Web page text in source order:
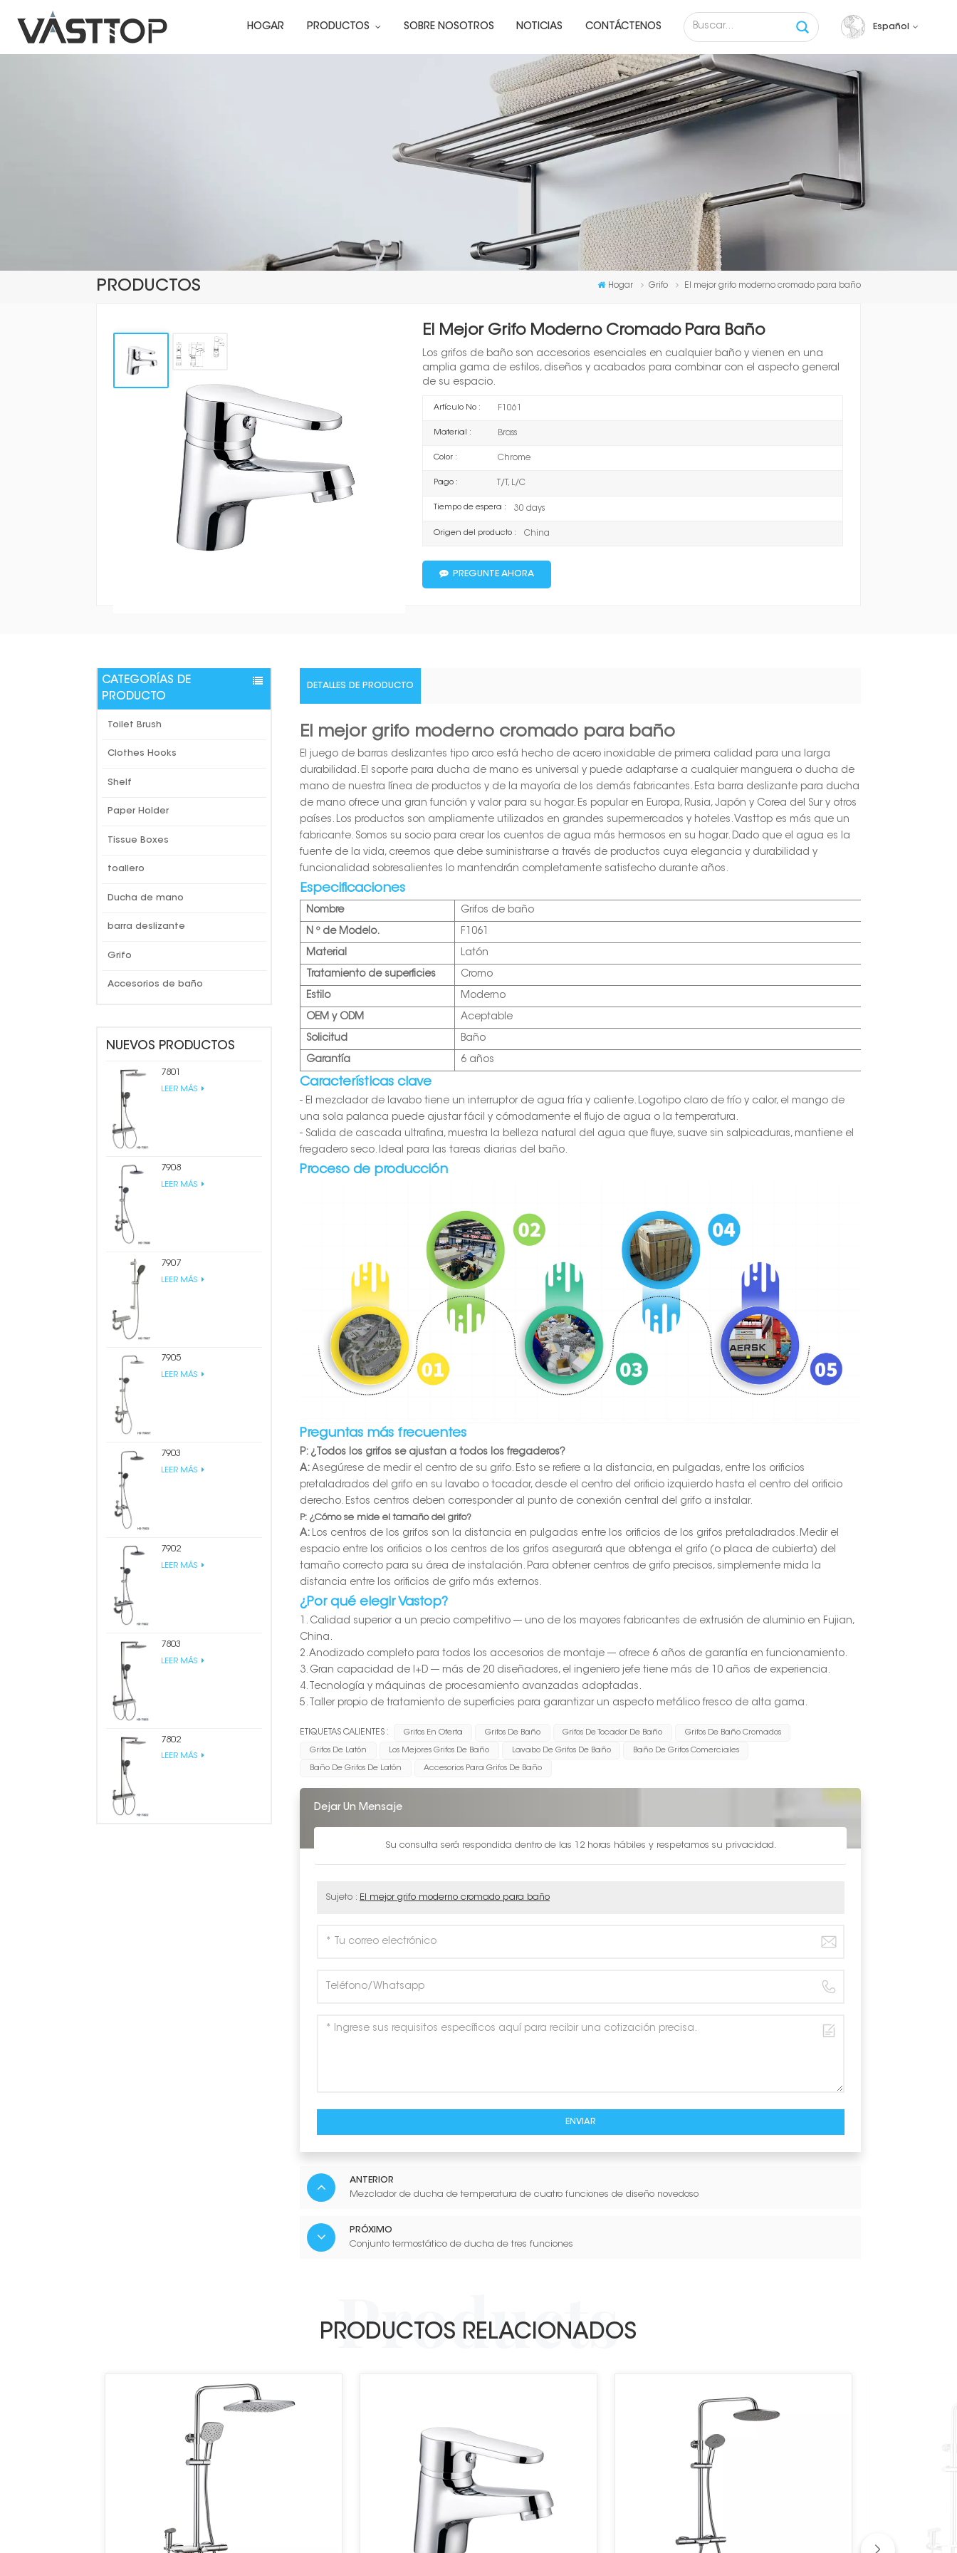
HOGAR PRODUCTOS SOBRE NOSOTROS NOTICIAS CONTÁCTENOS Español
English
français
русский
español
PRODUCTOS Hogar Grifo El mejor grifo moderno cromado para baño
El Mejor Grifo Moderno Cromado Para Baño
Los grifos de baño son accesorios esenciales en cualquier baño y vienen en una
amplia gama de estilos, diseños y acabados para combinar con el aspecto general
de su espacio.
Artículo No : F1061
Material : Brass
Color : Chrome
Pago : T/T, L/C
Tiempo de espera : 30 days
Origen del producto : China
PREGUNTE AHORA
CATEGORÍAS DE
PRODUCTO
Toilet Brush
Clothes Hooks
Shelf
Paper Holder
Tissue Boxes
toallero
Ducha de mano
barra deslizante
Grifo
Accesorios de baño
NUEVOS PRODUCTOS
7801
LEER MÁS
7908
LEER MÁS
7907
LEER MÁS
7905
LEER MÁS
7903
LEER MÁS
7902
LEER MÁS
7803
LEER MÁS
7802
LEER MÁS
DETALLES DE PRODUCTO
El mejor grifo moderno cromado para baño
El juego de barras deslizantes tipo arco está hecho de acero inoxidable de primera calidad para una larga
durabilidad. El soporte para ducha de mano es universal y puede adaptarse a cualquier manguera o ducha de
mano de nuestra línea de productos y de la mayoría de los demás fabricantes. Esta barra deslizante para ducha
de mano ofrece una gran función y valor para su hogar. Es popular en Europa, Rusia, Japón y Corea del Sur y otros
países. Los productos son ampliamente utilizados en grandes supermercados y hoteles. Vasttop es más que un
fabricante. Somos su socio para crear los cuentos de agua más hermosos en su hogar. Dado que el agua es la
fuente de la vida, creemos que debe suministrarse a través de productos cuya elegancia y durabilidad y
funcionalidad sobresalientes lo mantendrán completamente satisfecho durante años.
Especificaciones
Nombre Grifos de baño
N º de Modelo. F1061
Material Latón
Tratamiento de superficies Cromo
Estilo Moderno
OEM y ODM Aceptable
Solicitud Baño
Garantía 6 años
Características clave
- El mezclador de lavabo tiene un interruptor de agua fría y caliente. Logotipo claro de frío y calor, el mango de
una sola palanca puede ajustar fácil y cómodamente el flujo de agua o la temperatura.
- Salida de cascada ultrafina, muestra la belleza natural del agua que fluye, suave sin salpicaduras, mantiene el
fregadero seco. Ideal para las tareas diarias del baño.
Proceso de producción
Preguntas más frecuentes
P: ¿Todos los grifos se ajustan a todos los fregaderos?
A:Asegúrese de medir el centro de su grifo. Esto se refiere a la distancia, en pulgadas, entre los orificios
pretaladrados del grifo en su lavabo o tocador, desde el centro del orificio izquierdo hasta el centro del orificio
derecho. Estos centros deben corresponder al punto de conexión central del grifo a instalar.
P: ¿Cómo se mide el tamaño del grifo?
A: Los centros de los grifos son la distancia en pulgadas entre los orificios de los grifos pretaladrados. Medir el
espacio entre los orificios o los centros de los grifos asegurará que obtenga el grifo (o placa de cubierta) del
tamaño correcto para su área de instalación. Para obtener centros de grifo precisos, simplemente mida la
distancia entre los orificios de grifo más externos.
¿Por qué elegir Vastop?
1. Calidad superior a un precio competitivo --- uno de los mayores fabricantes de extrusión de aluminio en Fujian,
China.
2. Anodizado completo para todos los accesorios de montaje --- ofrece 6 años de garantía en funcionamiento.
3. Gran capacidad de I+D --- más de 20 diseñadores, el ingeniero jefe tiene más de 10 años de experiencia.
4. Tecnología y máquinas de procesamiento avanzadas adoptadas.
5. Taller propio de tratamiento de superficies para garantizar un aspecto metálico fresco de alta gama.
ETIQUETAS CALIENTES : Grifos En Oferta Grifos De Baño Grifos De Tocador De Baño Grifos De Baño Cromados
Grifos De Latón Los Mejores Grifos De Baño Lavabo De Grifos De Baño Baño De Grifos Comerciales
Baño De Grifos De Latón Accesorios Para Grifos De Baño
Dejar Un Mensaje
Su consulta será respondida dentro de las 12 horas hábiles y respetamos su privacidad.
Sujeto : El mejor grifo moderno cromado para baño
ENVIAR
ANTERIOR
Mezclador de ducha de temperatura de cuatro funciones de diseño novedoso
PRÓXIMO
Conjunto termostático de ducha de tres funciones
PRODUCTOS RELACIONADOS